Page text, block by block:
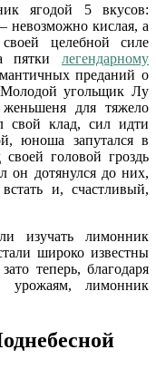
ягодой 5 вкусов:
невозможно кислая, а
целебной силе
пятки легендарному
преданий о
Молодой угольщик Лу
для тяжело
свой клад, сил идти
юноша запутался в
головой гроздь
он дотянулся до них,
и, счастливый,
изучать лимонник
широко известны
теперь, благодаря
урожаям, лимонник